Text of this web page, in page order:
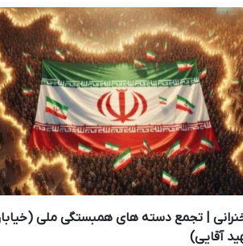
| تجمع دسته های همبستگی ملی
آقایی)